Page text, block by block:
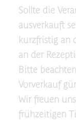
Sollte die
ausverkauft
kurzfristig an
an der
Bitte
Vorverkauf
Wir freuen
frühzeitigen